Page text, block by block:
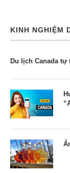
KINH NGHIỆM
Du lịch Canada